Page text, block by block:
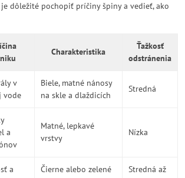
dôležité pochopiť príčiny špiny a vedieť, ako
Charakteristika
Ťažkosť
odstránenia
v
vode
Biele, matné nánosy
na skle a dlaždicích
Stredná
a
Matné, lepkavé
vrstvy
Nízka
a
Čierne alebo zelené
Stredná až